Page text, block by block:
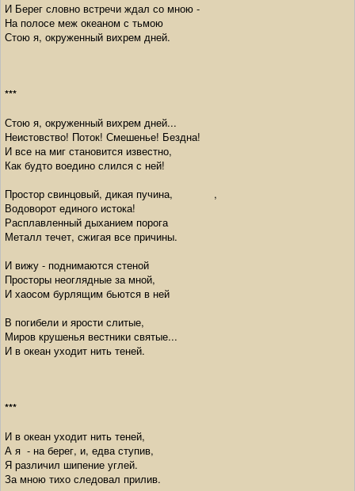
И Берег словно встречи ждал со мною -
На полосе меж океаном с тьмою
Стою я, окруженный вихрем дней.
***
Стою я, окруженный вихрем дней...
Неистовство! Поток! Смешенье! Бездна!
И все на миг становится известно,
Как будто воедино слился с ней!
Простор свинцовый, дикая пучина, ,
Водоворот единого истока!
Расплавленный дыханием порога
Металл течет, сжигая все причины.
И вижу - поднимаются стеной
Просторы неоглядные за мной,
И хаосом бурлящим бьются в ней
В погибели и ярости слитые,
Миров крушенья вестники святые...
И в океан уходит нить теней.
***
И в океан уходит нить теней,
А я - на берег, и, едва ступив,
Я различил шипение углей.
За мною тихо следовал прилив.